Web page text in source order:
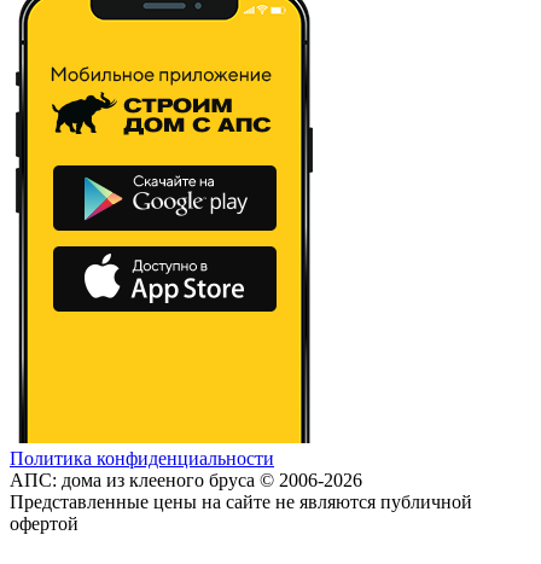
Политика конфиденциальности
АПС: дома из клееного бруса © 2006-2026
Представленные цены на сайте не являются публичной
офертой